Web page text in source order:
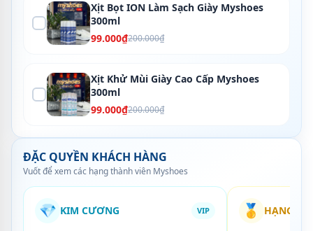
Xịt Bọt ION Làm Sạch Giày Myshoes
300ml
99.000₫200.000₫
Xịt Khử Mùi Giày Cao Cấp Myshoes
300ml
99.000₫200.000₫
ĐẶC QUYỀN KHÁCH HÀNG
Vuốt để xem các hạng thành viên Myshoes
💎 KIM CƯƠNG VIP 🥇 HẠNG